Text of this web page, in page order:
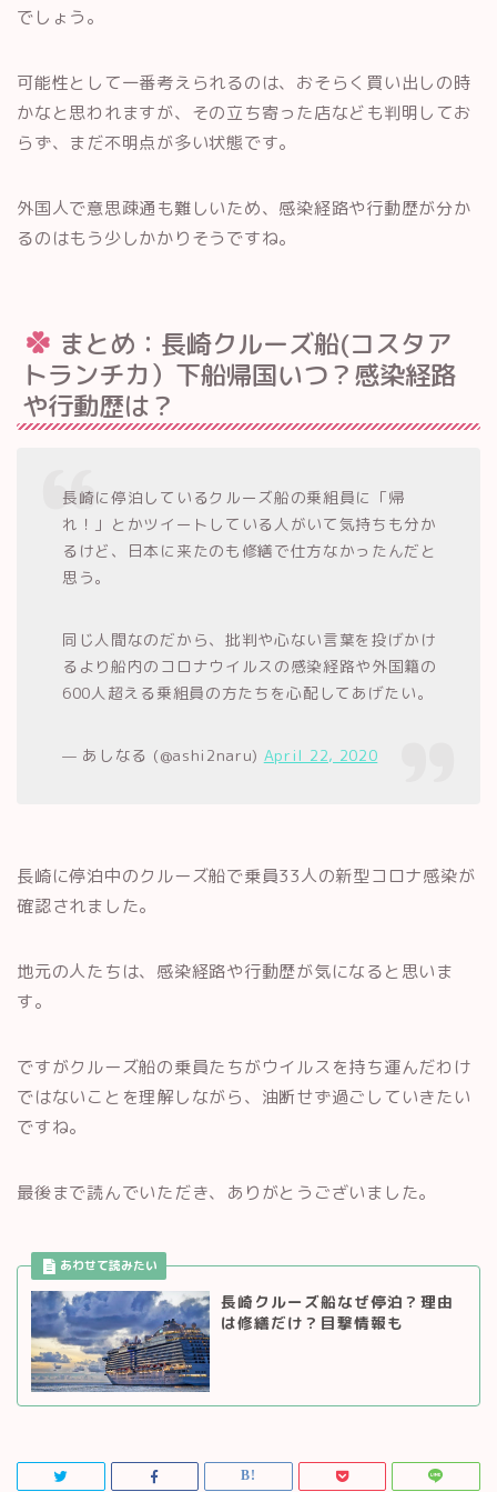
でしょう。
可能性として一番考えられるのは、おそらく買い出しの時
かなと思われますが、その立ち寄った店なども判明してお
らず、まだ不明点が多い状態です。
外国人で意思疎通も難しいため、感染経路や行動歴が分か
るのはもう少しかかりそうですね。
まとめ：長崎クルーズ船(コスタア
トランチカ）下船帰国いつ？感染経路
や行動歴は？
長崎に停泊しているクルーズ船の乗組員に「帰
れ！」とかツイートしている人がいて気持ちも分か
るけど、日本に来たのも修繕で仕方なかったんだと
思う。
同じ人間なのだから、批判や心ない言葉を投げかけ
るより船内のコロナウイルスの感染経路や外国籍の
600人超える乗組員の方たちを心配してあげたい。
— あしなる (@ashi2naru) April 22, 2020
長崎に停泊中のクルーズ船で乗員33人の新型コロナ感染が
確認されました。
地元の人たちは、感染経路や行動歴が気になると思いま
す。
ですがクルーズ船の乗員たちがウイルスを持ち運んだわけ
ではないことを理解しながら、油断せず過ごしていきたい
ですね。
最後まで読んでいただき、ありがとうございました。
長崎クルーズ船なぜ停泊？理由
は修繕だけ？目撃情報も